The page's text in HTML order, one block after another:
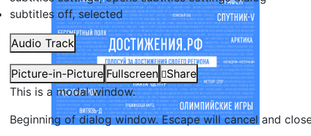
subtitles off, selected
Audio Track
Picture-in-Picture Fullscreen
Share
This is a modal window.
Beginning of dialog window. Escape will cancel and